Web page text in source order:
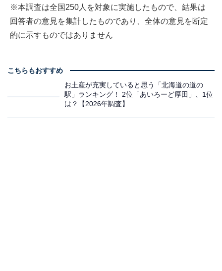
※本調査は全国250人を対象に実施したもので、結果は
回答者の意見を集計したものであり、全体の意見を断定
的に示すものではありません
こちらもおすすめ
お土産が充実していると思う「北海道の道の
駅」ランキング！ 2位「あいろーど厚田」、1位
は？【2026年調査】